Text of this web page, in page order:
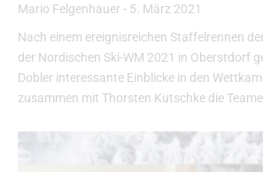
Mario Felgenhauer - 5. März 2021
Nach einem ereignisreichen Staffelrennen
der Nordischen Ski-WM 2021 in Oberstdorf
Dobler interessante Einblicke in den
zusammen mit Thorsten Kutschke die